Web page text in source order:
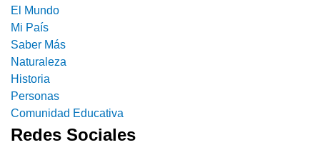
El Mundo
Mi País
Saber Más
Naturaleza
Historia
Personas
Comunidad Educativa
Redes Sociales